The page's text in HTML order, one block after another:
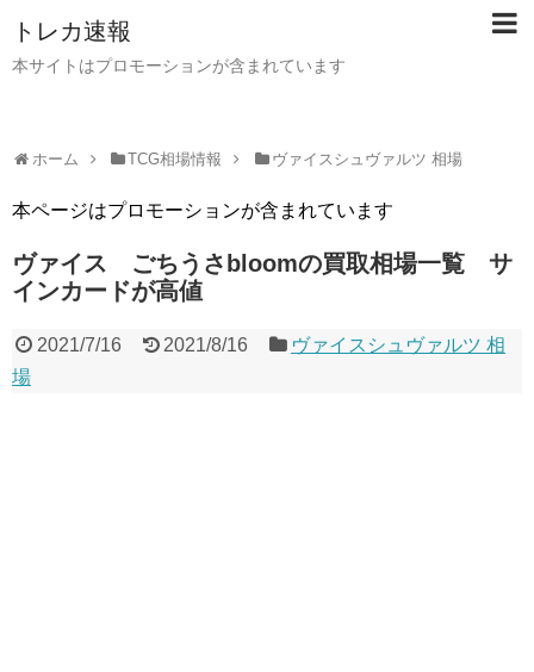
トレカ速報
本サイトはプロモーションが含まれています
ホーム TCG相場情報 ヴァイスシュヴァルツ 相場
本ページはプロモーションが含まれています
ヴァイス ごちうさbloomの買取相場一覧 サ
インカードが高値
2021/7/16 2021/8/16
ヴァイスシュヴァルツ 相
場